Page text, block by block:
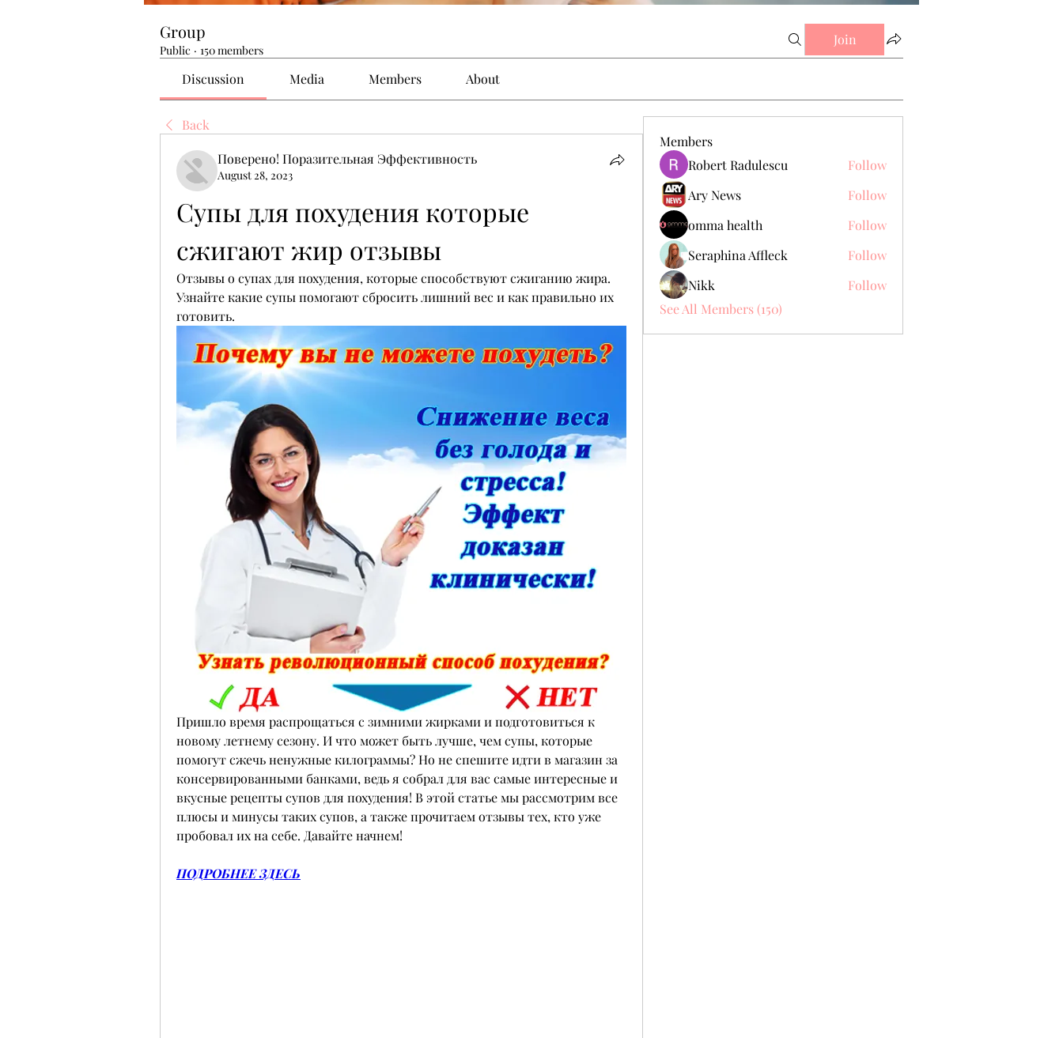
Group
Public · 150 members
Join
Discussion Media Members About
Back
Поверено! Поразительная Эффективность
August 28, 2023
Супы для похудения которые
сжигают жир отзывы
Отзывы о супах для похудения, которые способствуют сжиганию жира.
Узнайте какие супы помогают сбросить лишний вес и как правильно их
готовить.
Пришло время распрощаться с зимними жирками и подготовиться к
новому летнему сезону. И что может быть лучше, чем супы, которые
помогут сжечь ненужные килограммы? Но не спешите идти в магазин за
консервированными банками, ведь я собрал для вас самые интересные и
вкусные рецепты супов для похудения! В этой статье мы рассмотрим все
плюсы и минусы таких супов, а также прочитаем отзывы тех, кто уже
пробовал их на себе. Давайте начнем!
ПОДРОБНЕЕ ЗДЕСЬ
Members
Robert Radulescu
Follow
Ary News
Follow
omma health
Follow
Seraphina Affleck
Follow
Nikk
Follow
See All Members (150)